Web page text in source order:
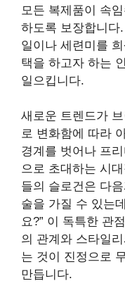
모든 복제품이 속
하도록 보장합니다
일이나 세련미를
택을 하고자 하는
일으킵니다.
새로운 트렌드가
로 변화함에 따라
경계를 벗어나 프
으로 초대하는 시
들의 슬로건은 다
술을 가질 수 있는
요?” 이 독특한 관
의 관계와 스타일
는 것이 진정으로
만듭니다.